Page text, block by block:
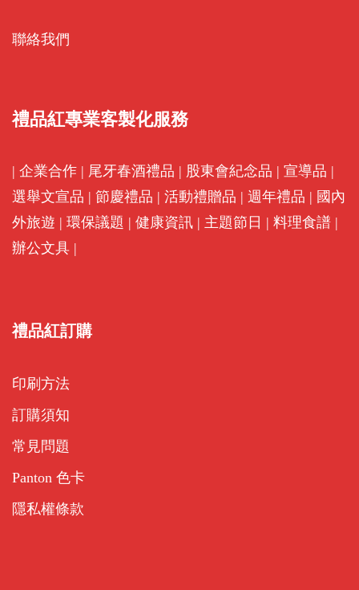
聯絡我們
禮品紅專業客製化服務
| 企業合作 | 尾牙春酒禮品 | 股東會紀念品 | 宣導品 |
選舉文宣品 | 節慶禮品 | 活動禮贈品 | 週年禮品 | 國內
外旅遊 | 環保議題 | 健康資訊 | 主題節日 | 料理食譜 |
辦公文具 |
禮品紅訂購
印刷方法
訂購須知
常見問題
Panton 色卡
隱私權條款